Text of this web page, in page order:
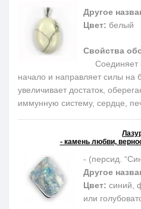
Другое
Цвет: белый
Свойства
Соединяет
начало и направляет силы на
увеличивает достаток,
иммунную систему, сердце,
- камень любви,
- (персид.
Другое
Цвет: синий,
или